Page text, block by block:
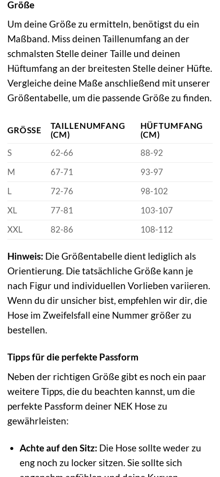
Größe
Um deine Größe zu ermitteln, benötigst du ein
Maßband. Miss deinen Taillenumfang an der
schmalsten Stelle deiner Taille und deinen
Hüftumfang an der breitesten Stelle deiner Hüfte.
Vergleiche deine Maße anschließend mit unserer
Größentabelle, um die passende Größe zu finden.
GRÖSSE
TAILLENUMFANG
(CM)
HÜFTUMFANG
(CM)
S
62-66
88-92
M
67-71
93-97
L
72-76
98-102
XL
77-81
103-107
XXL
82-86 108-112
Hinweis: Die Größentabelle dient lediglich als
Orientierung. Die tatsächliche Größe kann je
nach Figur und individuellen Vorlieben variieren.
Wenn du dir unsicher bist, empfehlen wir dir, die
Hose im Zweifelsfall eine Nummer größer zu
bestellen.
Tipps für die perfekte Passform
Neben der richtigen Größe gibt es noch ein paar
weitere Tipps, die du beachten kannst, um die
perfekte Passform deiner NEK Hose zu
gewährleisten:
Achte auf den Sitz: Die Hose sollte weder zu
eng noch zu locker sitzen. Sie sollte sich